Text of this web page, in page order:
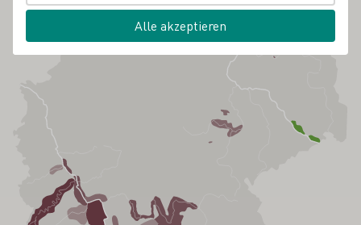
Alle akzeptieren